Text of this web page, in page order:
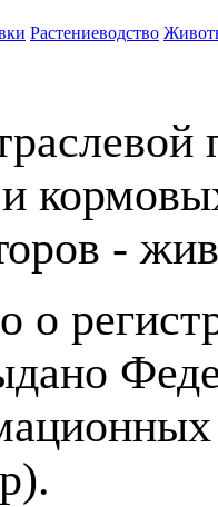
Растениеводство
-
о